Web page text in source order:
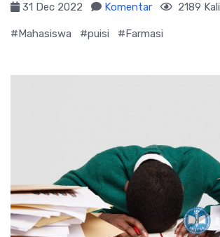
31 Dec 2022 Komentar 2189 Kali
#Mahasiswa #puisi #Farmasi